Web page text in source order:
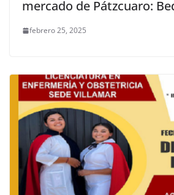
mercado de Pátzcuaro:
febrero 25, 2025